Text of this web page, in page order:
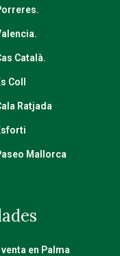
Català.
Coll
Ratjada
Mallorca
en Palma